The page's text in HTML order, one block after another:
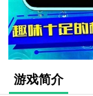
游戏简介